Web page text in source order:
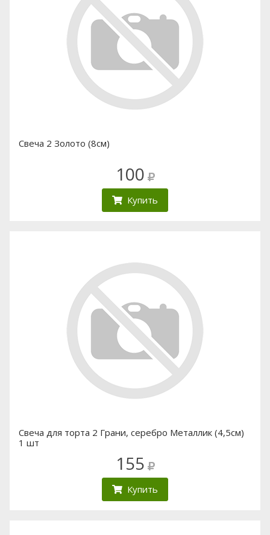
Свеча 2 Золото (8см)
100
Купить
Свеча для торта 2 Грани, серебро Металлик (4,5см)
1 шт
155
Купить